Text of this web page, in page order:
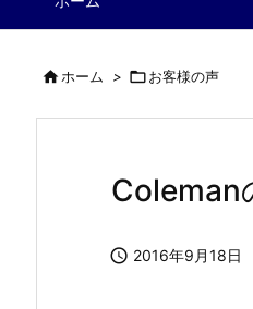
ホーム > お客様の声
Coleman
 2016年9月18日